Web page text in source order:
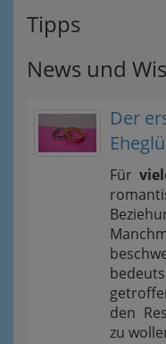
Tipps
News und
Der
Für
den
zu